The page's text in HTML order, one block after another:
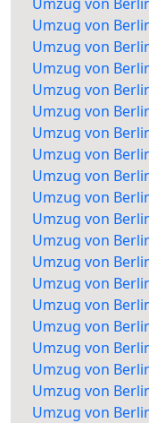
Umzug von
Umzug von
Umzug von
Umzug von
Umzug von
Umzug von
Umzug von
Umzug von
Umzug von
Umzug von
Umzug von
Umzug von
Umzug von
Umzug von
Umzug von
Umzug von
Umzug von
Umzug von
Umzug von